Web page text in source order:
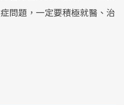
問題，一定要積極就醫、治